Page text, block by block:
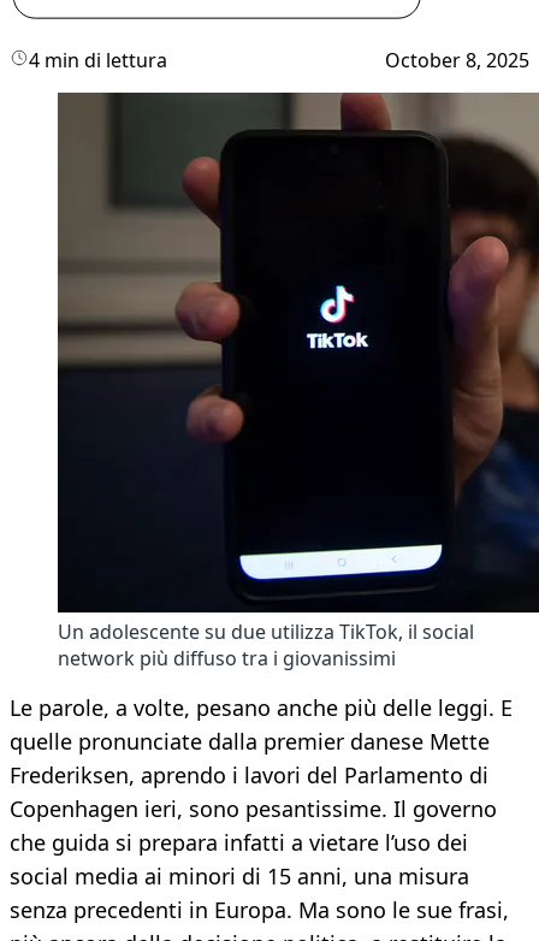
4 min di lettura October 8, 2025
Un adolescente su due utilizza TikTok, il social
network più diffuso tra i giovanissimi
Le parole, a volte, pesano anche più delle leggi. E
quelle pronunciate dalla premier danese Mette
Frederiksen, aprendo i lavori del Parlamento di
Copenhagen ieri, sono pesantissime. Il governo
che guida si prepara infatti a vietare l’uso dei
social media ai minori di 15 anni, una misura
senza precedenti in Europa. Ma sono le sue frasi,